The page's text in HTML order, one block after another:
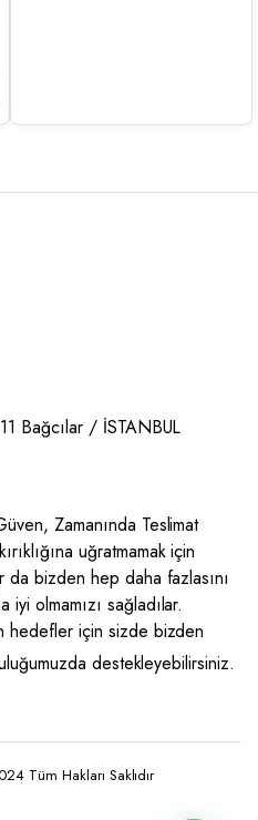
Bağcılar / İSTANBUL
Zamanında Teslimat
uğratmamak için
bizden hep daha fazlasını
olmamızı sağladılar.
hedefler için sizde bizden
destekleyebilirsiniz.
Tüm Hakları Saklıdır